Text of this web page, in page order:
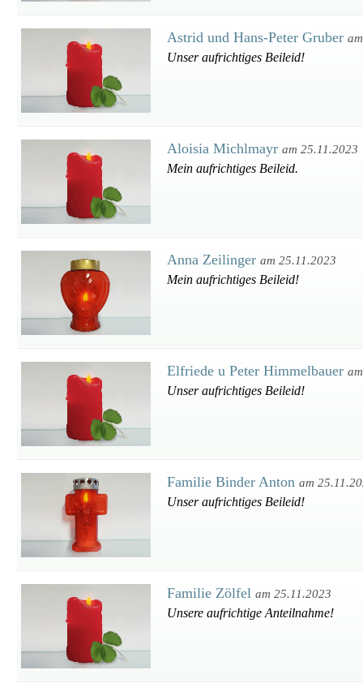
Astrid und Hans-Peter Gruber
Unser aufrichtiges Beileid!
Aloisia Michlmayr am 25.11.2023
Mein aufrichtiges Beileid.
Anna Zeilinger am 25.11.2023
Mein aufrichtiges Beileid!
Elfriede u Peter Himmelbauer
Unser aufrichtiges Beileid!
Familie Binder Anton am
Unser aufrichtiges Beileid!
Familie Zölfel am 25.11.2023
Unsere aufrichtige Anteilnahme!